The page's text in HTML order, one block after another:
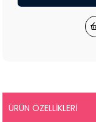
ÜRÜN ÖZELLIKLERI